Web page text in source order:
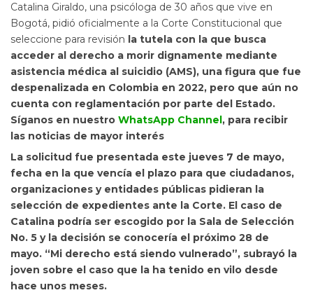
Catalina Giraldo, una psicóloga de 30 años que vive en
Bogotá, pidió oficialmente a la Corte Constitucional que
seleccione para revisión la tutela con la que busca
acceder al derecho a morir dignamente mediante
asistencia médica al suicidio (AMS), una figura que fue
despenalizada en Colombia en 2022, pero que aún no
cuenta con reglamentación por parte del Estado.
Síganos en nuestro WhatsApp Channel, para recibir
las noticias de mayor interés
La solicitud fue presentada este jueves 7 de mayo,
fecha en la que vencía el plazo para que ciudadanos,
organizaciones y entidades públicas pidieran la
selección de expedientes ante la Corte. El caso de
Catalina podría ser escogido por la Sala de Selección
No. 5 y la decisión se conocería el próximo 28 de
mayo. “Mi derecho está siendo vulnerado”, subrayó la
joven sobre el caso que la ha tenido en vilo desde
hace unos meses.